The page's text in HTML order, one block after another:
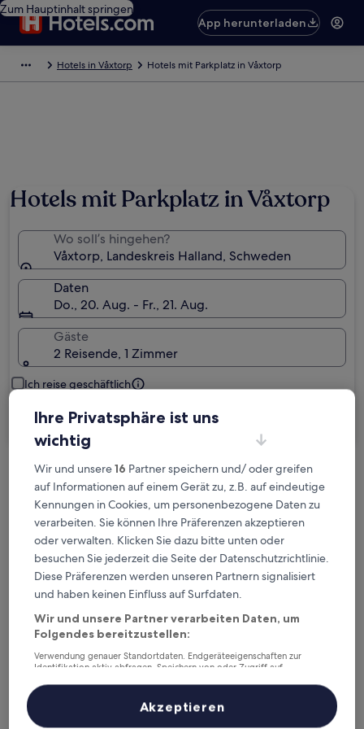
Zum Hauptinhalt springen
App herunterladen
Hotels in Våxtorp Hotels mit Parkplatz in Våxtorp
Hotels mit Parkplatz in Våxtorp
Wo soll’s hingehen?
Våxtorp, Landeskreis Halland, Schweden
Daten
Do., 20. Aug. - Fr., 21. Aug.
Gäste
2 Reisende, 1 Zimmer
Ich reise geschäftlich
Suchen
Kostenlose Stornierung bei
Planänderungen
Verdiene Prämien für jede
wahrgenommene Übernachtung
Überprüfe die Preise für diese Daten
Ihre Privatsphäre ist uns
wichtig
Wir und unsere16 Partner speichern und/ oder greifen
auf Informationen auf einem Gerät zu, z.B. auf eindeutige
Kennungen in Cookies, um personenbezogene Daten zu
verarbeiten. Sie können Ihre Präferenzen akzeptieren
oder verwalten. Klicken Sie dazu bitte unten oder
besuchen Sie jederzeit die Seite der Datenschutzrichtlinie.
Diese Präferenzen werden unseren Partnern signalisiert
und haben keinen Einfluss auf Surfdaten.
Wir und unsere Partner verarbeiten Daten, um
Folgendes bereitzustellen:
Verwendung genauer Standortdaten. Endgeräteeigenschaften zur
Identifikation aktiv abfragen. Speichern von oder Zugriff auf
Inhalte, Messung von Werbeleistung und der Performance von Inhalten,
Zielgruppenforschung sowie Entwicklung und Verbesserung von
Akzeptieren